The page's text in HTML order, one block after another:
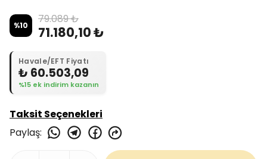
%10 79.089 ₺
71.180,10 ₺
Havale/EFT Fiyatı
₺ 60.503,09
%15 ek indirim kazanın
Taksit Seçenekleri
Paylaş: